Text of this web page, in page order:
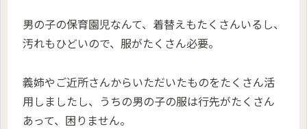
男の子の保育園児なんて、着替えもたくさんいるし、
汚れもひどいので、服がたくさん必要。
義姉やご近所さんからいただいたものをたくさん活
用しましたし、うちの男の子の服は行先がたくさん
あって、困りません。